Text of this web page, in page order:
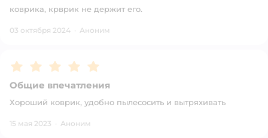
коврика, крврик не держит его.
03 октября 2024 · Аноним
Рейтинг:5
Общие впечатления
Хороший коврик, удобно пылесосить и вытряхивать
15 мая 2023 · Аноним